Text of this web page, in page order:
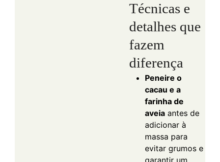
Técnicas e
detalhes que
fazem
diferença
Peneire o
cacau e a
farinha de
aveia antes de
adicionar à
massa para
evitar grumos e